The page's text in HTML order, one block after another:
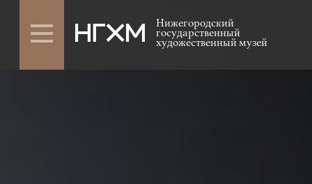
Нижегородский
государственный
художественный музей